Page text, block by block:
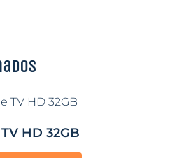
HD 32GB